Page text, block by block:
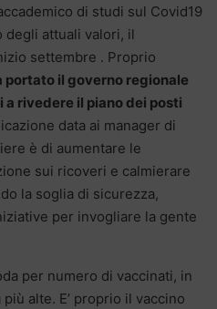
di studi sul Covid19
degli attuali valori, il
settembre . Proprio
portato il governo regionale
rivedere il piano dei posti
data ai manager di
è di aumentare le
sui ricoveri e calmierare
la soglia di sicurezza,
per invogliare la gente
per numero di vaccinati, in
alte. E’ proprio il vaccino